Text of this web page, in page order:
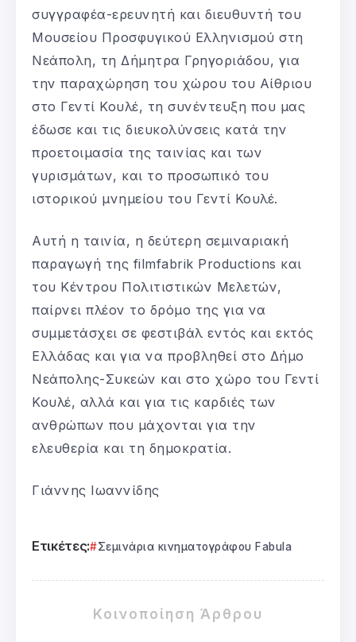
συγγραφέα-ερευνητή και διευθυντή του
Μουσείου Προσφυγικού Ελληνισμού στη
Νεάπολη, τη Δήμητρα Γρηγοριάδου, για
την παραχώρηση του χώρου του Αίθριου
στο Γεντί Κουλέ, τη συνέντευξη που μας
έδωσε και τις διευκολύνσεις κατά την
προετοιμασία της ταινίας και των
γυρισμάτων, και το προσωπικό του
ιστορικού μνημείου του Γεντί Κουλέ.
Αυτή η ταινία, η δεύτερη σεμιναριακή
παραγωγή της filmfabrik Productions και
του Κέντρου Πολιτιστικών Μελετών,
παίρνει πλέον το δρόμο της για να
συμμετάσχει σε φεστιβάλ εντός και εκτός
Ελλάδας και για να προβληθεί στο Δήμο
Νεάπολης-Συκεών και στο χώρο του Γεντί
Κουλέ, αλλά και για τις καρδιές των
ανθρώπων που μάχονται για την
ελευθερία και τη δημοκρατία.
Γιάννης Ιωαννίδης
Ετικέτες: Σεμινάρια κινηματογράφου Fabula
Κοινοποίηση Άρθρου